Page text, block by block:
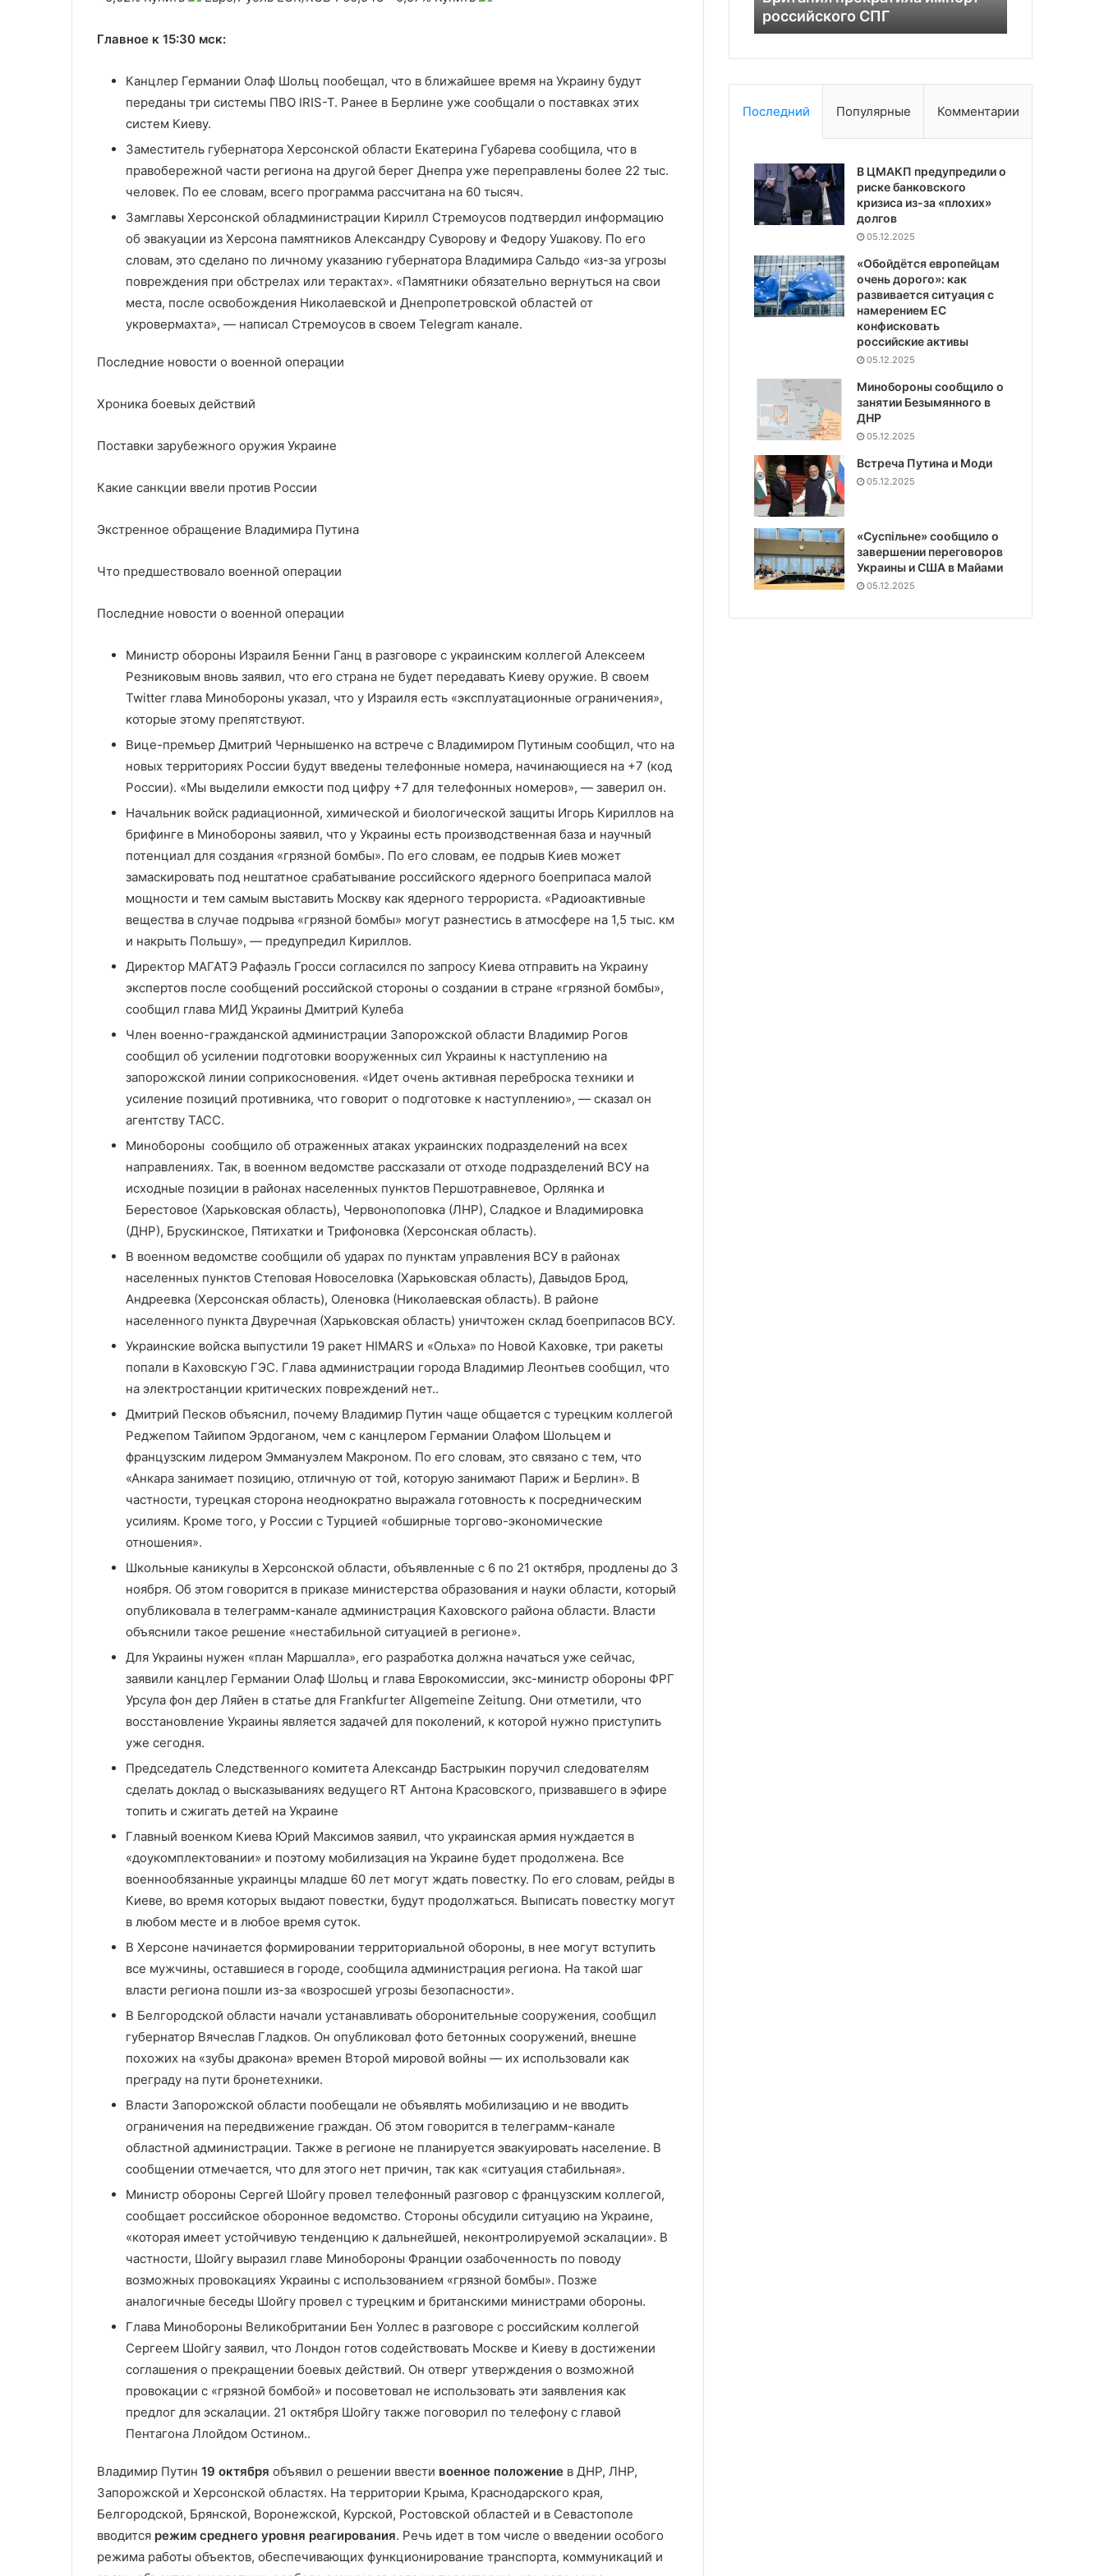
Главное к 15:30 мск:
Канцлер Германии Олаф Шольц пообещал, что в ближайшее время на Украину будут
переданы три системы ПВО IRIS-T. Ранее в Берлине уже сообщали о поставках этих
систем Киеву.
Заместитель губернатора Херсонской области Екатерина Губарева сообщила, что в
правобережной части региона на другой берег Днепра уже переправлены более 22 тыс.
человек. По ее словам, всего программа рассчитана на 60 тысяч.
Замглавы Херсонской обладминистрации Кирилл Стремоусов подтвердил информацию
об эвакуации из Херсона памятников Александру Суворову и Федору Ушакову. По его
словам, это сделано по личному указанию губернатора Владимира Сальдо «из-за угрозы
повреждения при обстрелах или терактах». «Памятники обязательно вернуться на свои
места, после освобождения Николаевской и Днепропетровской областей от
укровермахта», — написал Стремоусов в своем Telegram канале.
Последние новости о военной операции
Хроника боевых действий
Поставки зарубежного оружия Украине
Какие санкции ввели против России
Экстренное обращение Владимира Путина
Что предшествовало военной операции
Последние новости о военной операции
Министр обороны Израиля Бенни Ганц в разговоре с украинским коллегой Алексеем
Резниковым вновь заявил, что его страна не будет передавать Киеву оружие. В своем
Twitter глава Минобороны указал, что у Израиля есть «эксплуатационные ограничения»,
которые этому препятствуют.
Вице-премьер Дмитрий Чернышенко на встрече с Владимиром Путиным сообщил, что на
новых территориях России будут введены телефонные номера, начинающиеся на +7 (код
России). «Мы выделили емкости под цифру +7 для телефонных номеров», — заверил он.
Начальник войск радиационной, химической и биологической защиты Игорь Кириллов на
брифинге в Минобороны заявил, что у Украины есть производственная база и научный
потенциал для создания «грязной бомбы». По его словам, ее подрыв Киев может
замаскировать под нештатное срабатывание российского ядерного боеприпаса малой
мощности и тем самым выставить Москву как ядерного террориста. «Радиоактивные
вещества в случае подрыва «грязной бомбы» могут разнестись в атмосфере на 1,5 тыс. км
и накрыть Польшу», — предупредил Кириллов.
Директор МАГАТЭ Рафаэль Гросси согласился по запросу Киева отправить на Украину
экспертов после сообщений российской стороны о создании в стране «грязной бомбы»,
сообщил глава МИД Украины Дмитрий Кулеба
Член военно-гражданской администрации Запорожской области Владимир Рогов
сообщил об усилении подготовки вооруженных сил Украины к наступлению на
запорожской линии соприкосновения. «Идет очень активная переброска техники и
усиление позиций противника, что говорит о подготовке к наступлению», — сказал он
агентству ТАСС.
Минобороны сообщило об отраженных атаках украинских подразделений на всех
направлениях. Так, в военном ведомстве рассказали от отходе подразделений ВСУ на
исходные позиции в районах населенных пунктов Першотравневое, Орлянка и
Берестовое (Харьковская область), Червонопоповка (ЛНР), Сладкое и Владимировка
(ДНР), Брускинское, Пятихатки и Трифоновка (Херсонская область).
В военном ведомстве сообщили об ударах по пунктам управления ВСУ в районах
населенных пунктов Степовая Новоселовка (Харьковская область), Давыдов Брод,
Андреевка (Херсонская область), Оленовка (Николаевская область). В районе
населенного пункта Двуречная (Харьковская область) уничтожен склад боеприпасов ВСУ.
Украинские войска выпустили 19 ракет HIMARS и «Ольха» по Новой Каховке, три ракеты
попали в Каховскую ГЭС. Глава администрации города Владимир Леонтьев сообщил, что
на электростанции критических повреждений нет..
Дмитрий Песков объяснил, почему Владимир Путин чаще общается с турецким коллегой
Реджепом Тайипом Эрдоганом, чем с канцлером Германии Олафом Шольцем и
французским лидером Эммануэлем Макроном. По его словам, это связано с тем, что
«Анкара занимает позицию, отличную от той, которую занимают Париж и Берлин». В
частности, турецкая сторона неоднократно выражала готовность к посредническим
усилиям. Кроме того, у России с Турцией «обширные торгово-экономические
отношения».
Школьные каникулы в Херсонской области, объявленные с 6 по 21 октября, продлены до 3
ноября. Об этом говорится в приказе министерства образования и науки области, который
опубликовала в телеграмм-канале администрация Каховского района области. Власти
объяснили такое решение «нестабильной ситуацией в регионе».
Для Украины нужен «план Маршалла», его разработка должна начаться уже сейчас,
заявили канцлер Германии Олаф Шольц и глава Еврокомиссии, экс-министр обороны ФРГ
Урсула фон дер Ляйен в статье для Frankfurter Allgemeine Zeitung. Они отметили, что
восстановление Украины является задачей для поколений, к которой нужно приступить
уже сегодня.
Председатель Следственного комитета Александр Бастрыкин поручил следователям
сделать доклад о высказываниях ведущего RT Антона Красовского, призвавшего в эфире
топить и сжигать детей на Украине
Главный военком Киева Юрий Максимов заявил, что украинская армия нуждается в
«доукомплектовании» и поэтому мобилизация на Украине будет продолжена. Все
военнообязанные украинцы младше 60 лет могут ждать повестку. По его словам, рейды в
Киеве, во время которых выдают повестки, будут продолжаться. Выписать повестку могут
в любом месте и в любое время суток.
В Херсоне начинается формировании территориальной обороны, в нее могут вступить
все мужчины, оставшиеся в городе, сообщила администрация региона. На такой шаг
власти региона пошли из-за «возросшей угрозы безопасности».
В Белгородской области начали устанавливать оборонительные сооружения, сообщил
губернатор Вячеслав Гладков. Он опубликовал фото бетонных сооружений, внешне
похожих на «зубы дракона» времен Второй мировой войны — их использовали как
преграду на пути бронетехники.
Власти Запорожской области пообещали не объявлять мобилизацию и не вводить
ограничения на передвижение граждан. Об этом говорится в телеграмм-канале
областной администрации. Также в регионе не планируется эвакуировать население. В
сообщении отмечается, что для этого нет причин, так как «ситуация стабильная».
Министр обороны Сергей Шойгу провел телефонный разговор с французским коллегой,
сообщает российское оборонное ведомство. Стороны обсудили ситуацию на Украине,
«которая имеет устойчивую тенденцию к дальнейшей, неконтролируемой эскалации». В
частности, Шойгу выразил главе Минобороны Франции озабоченность по поводу
возможных провокациях Украины с использованием «грязной бомбы». Позже
аналогичные беседы Шойгу провел с турецким и британскими министрами обороны.
Глава Минобороны Великобритании Бен Уоллес в разговоре с российским коллегой
Сергеем Шойгу заявил, что Лондон готов содействовать Москве и Киеву в достижении
соглашения о прекращении боевых действий. Он отверг утверждения о возможной
провокации с «грязной бомбой» и посоветовал не использовать эти заявления как
предлог для эскалации. 21 октября Шойгу также поговорил по телефону с главой
Пентагона Ллойдом Остином..
Владимир Путин 19 октября объявил о решении ввести военное положение в ДНР, ЛНР,
Запорожской и Херсонской областях. На территории Крыма, Краснодарского края,
Белгородской, Брянской, Воронежской, Курской, Ростовской областей и в Севастополе
вводится режим среднего уровня реагирования. Речь идет в том числе о введении особого
режима работы объектов, обеспечивающих функционирование транспорта, коммуникаций и
ВСУ
воздушных шаров ВСУ
Последний Популярные Комментарии
В ЦМАКП предупредили о
риске банковского
кризиса из-за «плохих»
долгов
05.12.2025
«Обойдётся европейцам
очень дорого»: как
развивается ситуация с
намерением ЕС
конфисковать
российские активы
05.12.2025
Минобороны сообщило о
занятии Безымянного в
ДНР
05.12.2025
Встреча Путина и Моди
05.12.2025
«Суспiльне» сообщило о
завершении переговоров
Украины и США в Майами
05.12.2025